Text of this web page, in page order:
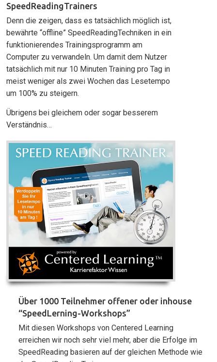
SpeedReadingTrainers
Denn die zeigen, dass es tatsächlich möglich ist,
bewährte “offline” SpeedReadingTechniken in ein
funktionierendes Trainingsprogramm am
Computer zu verwandeln. Um damit dem Nutzer
tatsächlich mit nur 10 Minuten Training pro Tag in
meist weniger als zwei Wochen das Lesetempo
um 100% zu steigern.
Übrigens bei gleichem oder sogar besserem
Verständnis…
Über 1000 Teilnehmer offener oder inhouse
“SpeedLerning-Workshops”
Mit diesen Workshops von Centered Learning
erreichen wir noch sehr viel mehr, aber die Erfolge im
SpeedReading basieren auf der gleichen Methode wie